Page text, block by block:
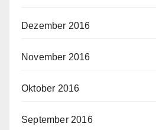
Dezember 2016
November 2016
Oktober 2016
September 2016